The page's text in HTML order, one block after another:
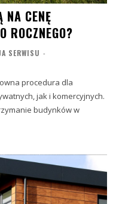
NA CENĘ
ROCZNEGO?
SERWISU -
procedura dla
jak i komercyjnych.
budynków w